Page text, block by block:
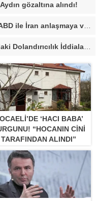
gözaltına alındı!
Arabulucu ülke Pakistan duyurdu: ABD ile İran anlaşmaya vardı
Ufuk Avcı ve Mustafa Karal Hakkındaki Dolandırıcılık İddiaları Büyüyor
‘HACI BABA’
“HOCANIN CINI
TARAFINDAN ALINDI”